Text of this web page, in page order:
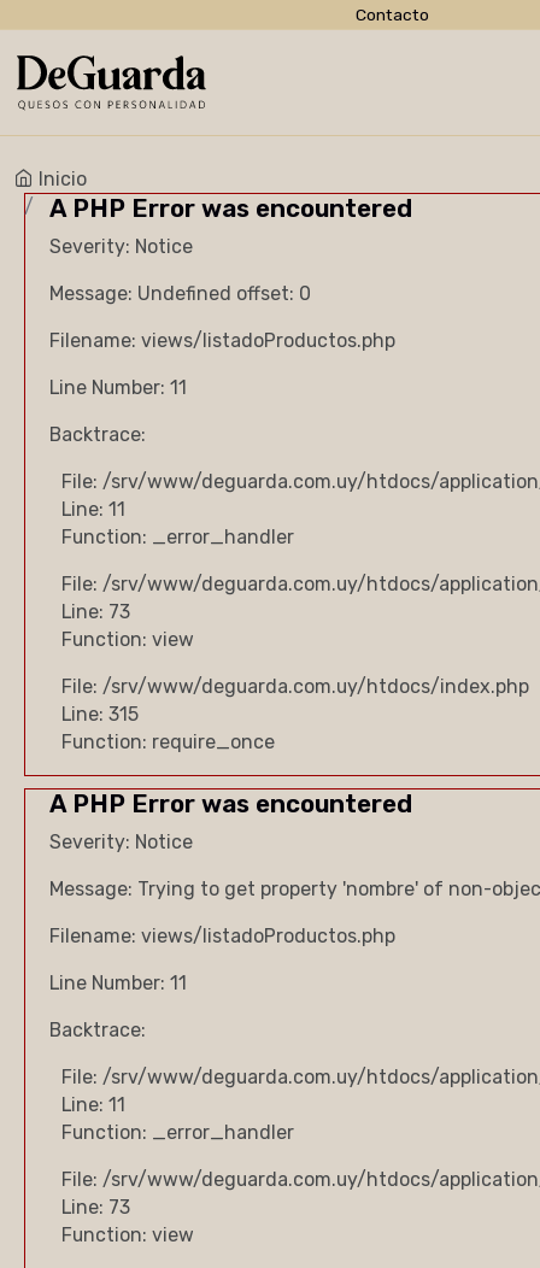
Contacto
Inicio
A PHP Error was encountered
Severity: Notice
Message: Undefined offset: 0
Filename: views/listadoProductos.php
Line Number: 11
Backtrace:
File: /srv/www/deguarda.com.uy/htdocs/
Line: 11
Function: _error_handler
File: /srv/www/deguarda.com.uy/htdocs/
Line: 73
Function: view
File: /srv/www/deguarda.com.uy/htdocs/index.php
Line: 315
Function: require_once
A PHP Error was encountered
Severity: Notice
Message: Trying to get property 'nombre' of non-
Filename: views/listadoProductos.php
Line Number: 11
Backtrace:
File: /srv/www/deguarda.com.uy/htdocs/
Line: 11
Function: _error_handler
File: /srv/www/deguarda.com.uy/htdocs/
Line: 73
Function: view